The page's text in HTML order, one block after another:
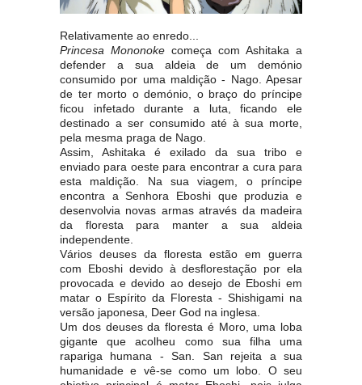
Relativamente ao enredo...
Princesa Mononoke começa com Ashitaka a
defender a sua aldeia de um demónio
consumido por uma maldição - Nago. Apesar
de ter morto o demónio, o braço do príncipe
ficou infetado durante a luta, ficando ele
destinado a ser consumido até à sua morte,
pela mesma praga de Nago.
Assim, Ashitaka é exilado da sua tribo e
enviado para oeste para encontrar a cura para
esta maldição. Na sua viagem, o príncipe
encontra a Senhora Eboshi que produzia e
desenvolvia novas armas através da madeira
da floresta para manter a sua aldeia
independente.
Vários deuses da floresta estão em guerra
com Eboshi devido à desflorestação por ela
provocada e devido ao desejo de Eboshi em
matar o Espírito da Floresta - Shishigami na
versão japonesa, Deer God na inglesa.
Um dos deuses da floresta é Moro, uma loba
gigante que acolheu como sua filha uma
rapariga humana - San. San rejeita a sua
humanidade e vê-se como um lobo. O seu